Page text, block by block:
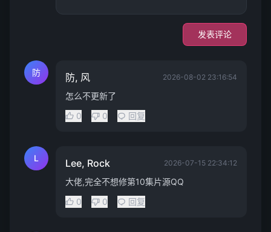
发表评论
防 防, 风 2026-08-02 23:16:54
怎么不更新了
0
0 回复
L Lee, Rock 2026-07-15 22:34:12
大佬,完全不想修第10集片源QQ
0
0 回复